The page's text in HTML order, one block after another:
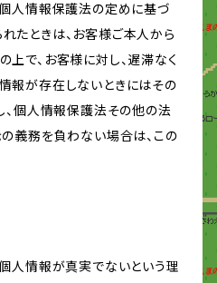
個人情報保護法の定めに基づ
たときは、お客様ご本人から
上で、お客様に対し、遅滞なく
報が存在しないときにはその
、個人情報保護法その他の法
の義務を負わない場合は、この
個人情報が真実でないという理